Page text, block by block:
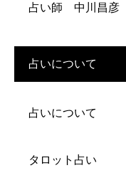
占い師 中川昌彦
占いについて
占いについて
タロット占い